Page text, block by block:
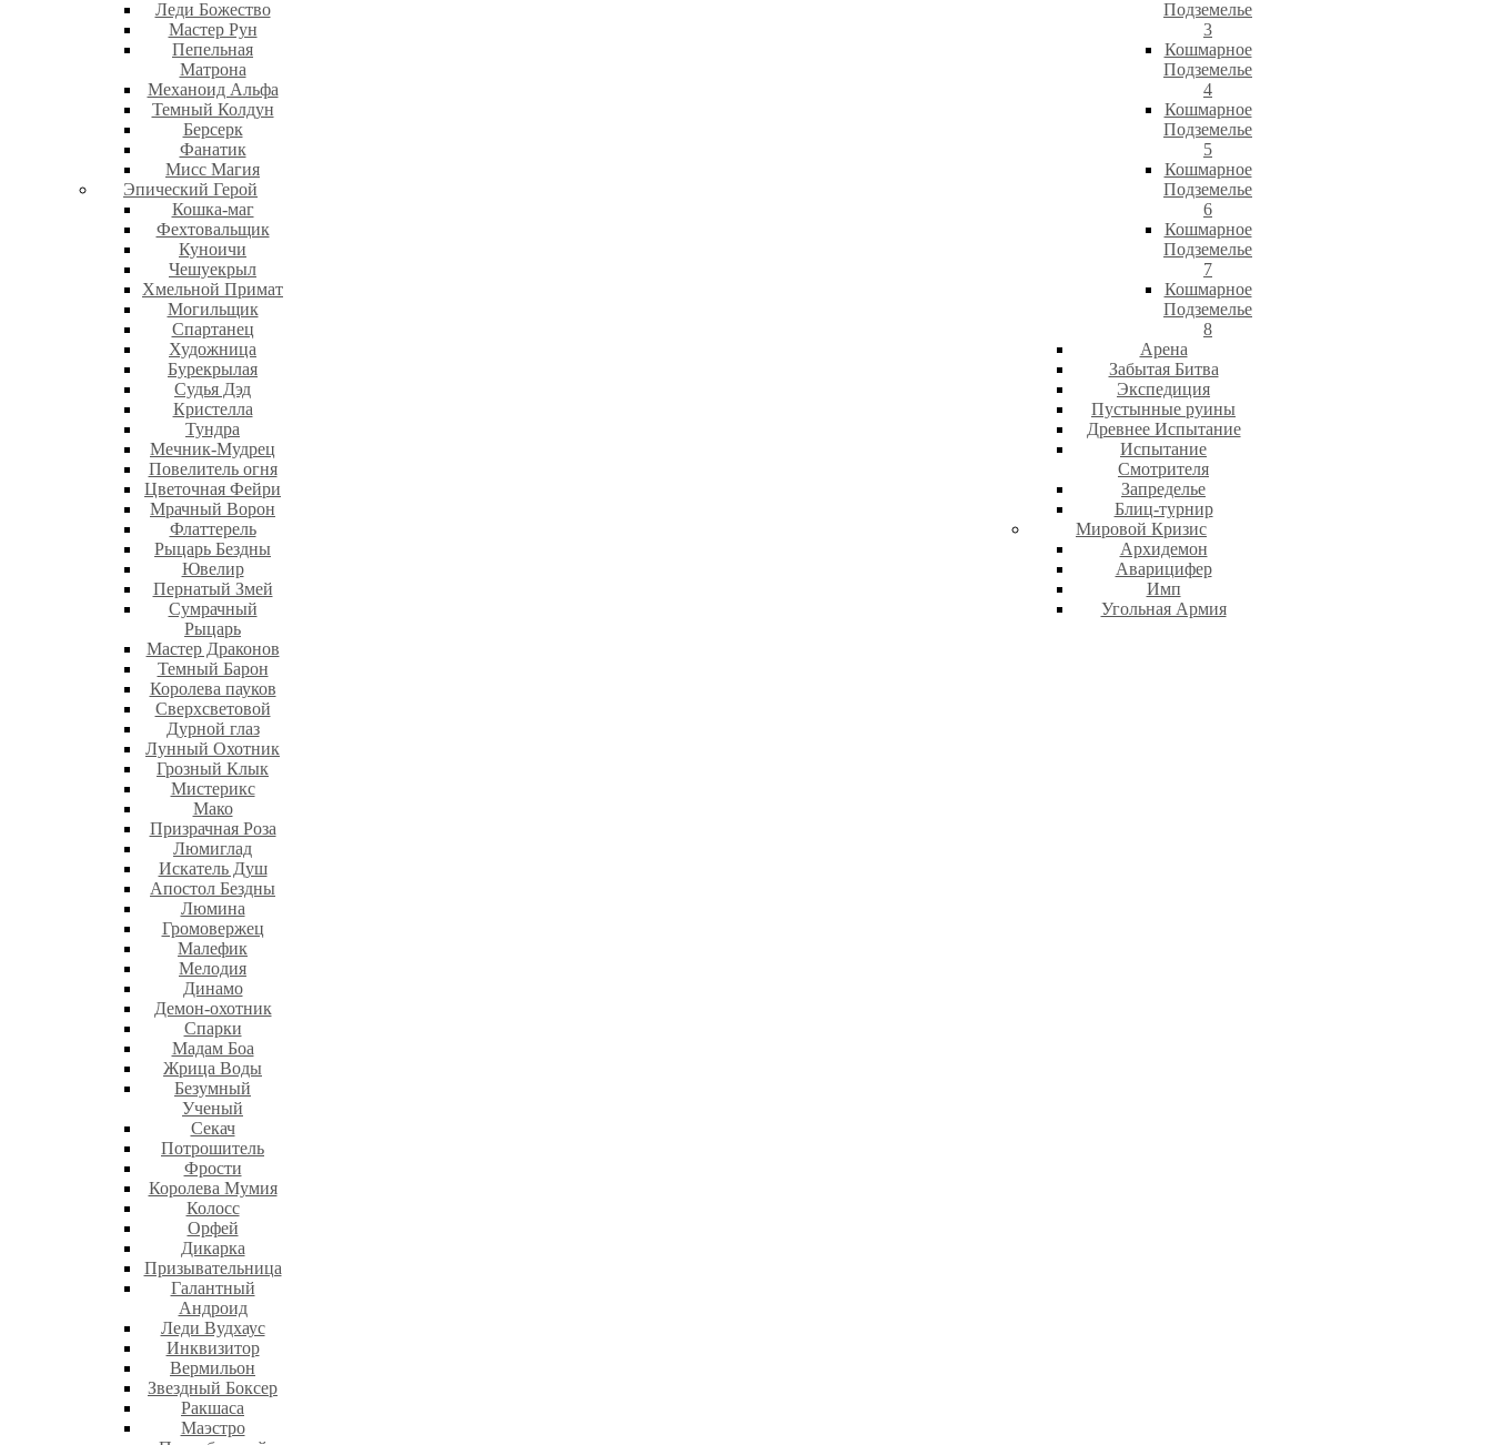
Леди Божество
Мастер Рун
Пепельная
Матрона
Механоид Альфа
Темный Колдун
Берсерк
Фанатик
Мисс Магия
Эпический Герой
Кошка-маг
Фехтовальщик
Куноичи
Чешуекрыл
Хмельной Примат
Могильщик
Спартанец
Художница
Бурекрылая
Судья Дэд
Кристелла
Тундра
Мечник-Мудрец
Повелитель огня
Цветочная Фейри
Мрачный Ворон
Флаттерель
Рыцарь Бездны
Ювелир
Пернатый Змей
Сумрачный
Рыцарь
Мастер Драконов
Темный Барон
Королева пауков
Сверхсветовой
Дурной глаз
Лунный Охотник
Грозный Клык
Мистерикс
Мако
Призрачная Роза
Люмиглад
Искатель Душ
Апостол Бездны
Люмина
Громовержец
Малефик
Мелодия
Динамо
Демон-охотник
Спарки
Мадам Боа
Жрица Воды
Безумный
Ученый
Секач
Потрошитель
Фрости
Королева Мумия
Колосс
Орфей
Дикарка
Призывательница
Галантный
Андроид
Леди Вудхаус
Инквизитор
Вермильон
Звездный Боксер
Ракшаса
Маэстро
Подземелье
3
Кошмарное
Подземелье
4
Кошмарное
Подземелье
5
Кошмарное
Подземелье
6
Кошмарное
Подземелье
7
Кошмарное
Подземелье
8
Арена
Забытая Битва
Экспедиция
Пустынные руины
Древнее Испытание
Испытание
Смотрителя
Запределье
Блиц-турнир
Мировой Кризис
Архидемон
Аварицифер
Имп
Угольная Армия